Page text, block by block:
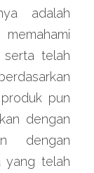
adalah
serta telah
pun
dengan
dengan
yang telah